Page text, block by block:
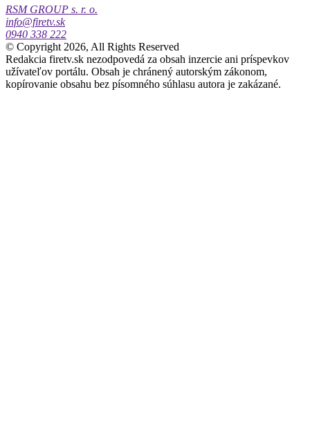
RSM GROUP s. r. o.
info@firetv.sk
0940 338 222
© Copyright 2026, All Rights Reserved
Redakcia firetv.sk nezodpovedá za obsah inzercie ani príspevkov
užívateľov portálu. Obsah je chránený autorským zákonom,
kopírovanie obsahu bez písomného súhlasu autora je zakázané.